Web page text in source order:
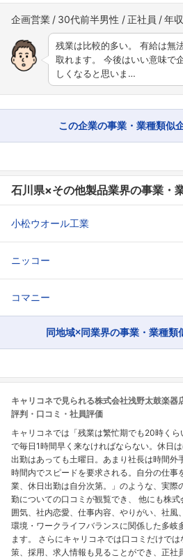
企画営業 30代前半男性 正社員 年
残業は比較的多い。 有給は無
取れます。 今後はいい意味で
しくなると思いま…
この企業の事業・業種類似
石川県×その他製品業界の事業・
小松ウオール工業
ニッコー
コマニー
同地域×同業界の事業・業種類
キャリコネで見られる株式会社浅野太鼓楽器
評判・口コミ・社員評価
キャリコネでは「残業は繁忙期でも20時く
で毎日1時間早く来なければならない。休日
出勤はあっても土曜日。あまり社長は時間外
時間内でスピードを要求される。自分の仕事
業、休日出勤は自分次第。」のような、実際
勤についての口コミが観覧でき、 他にも株
囲気、社内恋愛、仕事内容、やりがい、社風
環境・ワークライフバランスに関係した多岐
ます。 さらにキャリコネでは口コミだけで
策、採用、求人情報も見ることができ、正社